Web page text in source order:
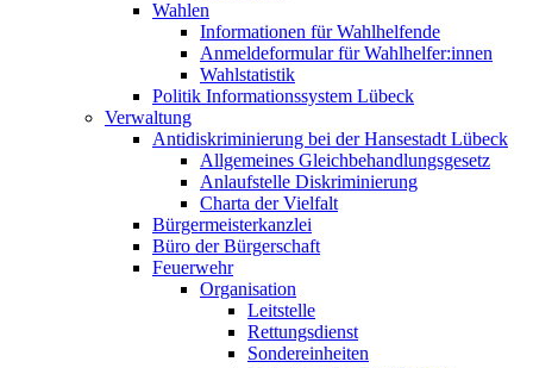
Wahlen
Informationen für Wahlhelfende
Anmeldeformular für Wahlhelfer:innen
Wahlstatistik
Politik Informationssystem Lübeck
Verwaltung
Antidiskriminierung bei der Hansestadt Lübeck
Allgemeines Gleichbehandlungsgesetz
Anlaufstelle Diskriminierung
Charta der Vielfalt
Bürgermeisterkanzlei
Büro der Bürgerschaft
Feuerwehr
Organisation
Leitstelle
Rettungsdienst
Sondereinheiten